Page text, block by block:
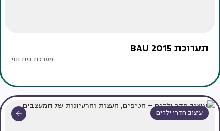
תערוכת BAU 2015
מערכת בית ונוי
עיצוב חדרי ילדים